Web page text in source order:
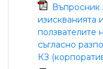
Въпросник
изискванията
ползвателите
съгласно
КЗ